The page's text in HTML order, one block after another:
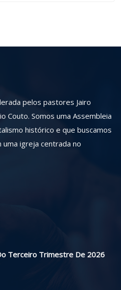
pelos pastores Jairo
Couto. Somos uma Assembleia
histórico e que buscamos
uma igreja centrada no
Terceiro Trimestre De 2026